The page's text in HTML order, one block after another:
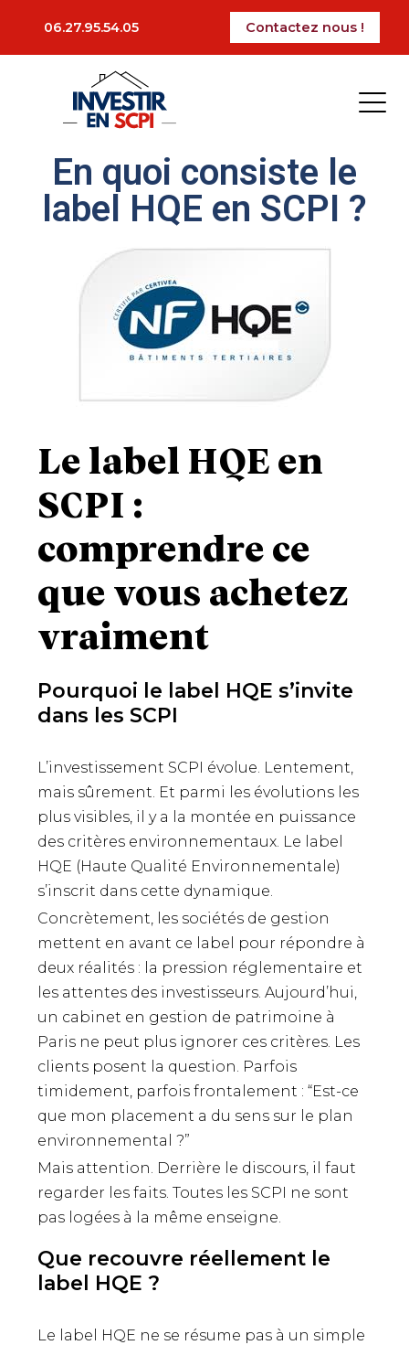
06.27.95.54.05 Contactez nous !
La période des impôts est arrivé, certains vont
fortune immobilière (IFI). Dans cet article, nous
vous présenterons les bases de l’IFI à connaitre
pour faire sa déclaration.
Ajoutez votre titre ici
En quoi consiste le
label HQE en SCPI ?
Le label HQE en
SCPI :
comprendre ce
que vous achetez
vraiment
Pourquoi le label HQE s’invite
dans les SCPI
L’investissement SCPI évolue. Lentement,
mais sûrement. Et parmi les évolutions les
plus visibles, il y a la montée en puissance
des critères environnementaux. Le label
HQE (Haute Qualité Environnementale)
s’inscrit dans cette dynamique.
Concrètement, les sociétés de gestion
mettent en avant ce label pour répondre à
deux réalités : la pression réglementaire et
les attentes des investisseurs. Aujourd’hui,
un cabinet en gestion de patrimoine à
Paris ne peut plus ignorer ces critères. Les
clients posent la question. Parfois
timidement, parfois frontalement : “Est-ce
que mon placement a du sens sur le plan
environnemental ?”
Mais attention. Derrière le discours, il faut
regarder les faits. Toutes les SCPI ne sont
pas logées à la même enseigne.
Que recouvre réellement le
label HQE ?
Le label HQE ne se résume pas à un simple